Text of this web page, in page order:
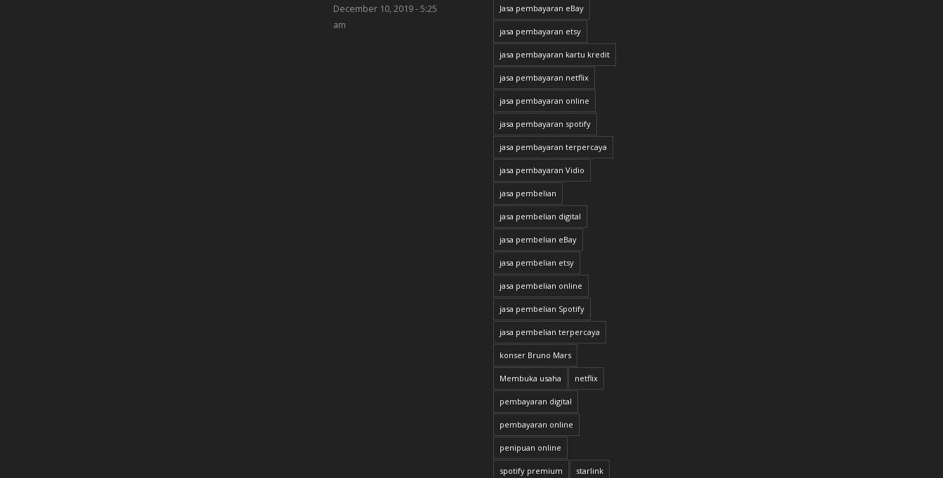
December 10, 2019 - 5:25
am
Jasa pembayaran eBay
jasa pembayaran etsy
jasa pembayaran kartu kredit
jasa pembayaran netflix
jasa pembayaran online
jasa pembayaran spotify
jasa pembayaran terpercaya
jasa pembayaran Vidio
jasa pembelian
jasa pembelian digital
jasa pembelian eBay
jasa pembelian etsy
jasa pembelian online
jasa pembelian Spotify
jasa pembelian terpercaya
konser Bruno Mars
Membuka usaha netflix
pembayaran digital
pembayaran online
penipuan online
spotify premium starlink